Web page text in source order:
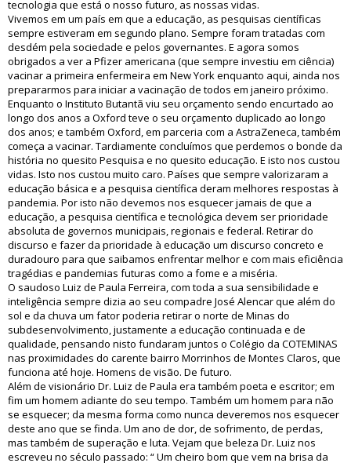
tecnologia que está o nosso futuro, as nossas vidas.
Vivemos em um país em que a educação, as pesquisas científicas
sempre estiveram em segundo plano. Sempre foram tratadas com
desdém pela sociedade e pelos governantes. E agora somos
obrigados a ver a Pfizer americana (que sempre investiu em ciência)
vacinar a primeira enfermeira em New York enquanto aqui, ainda nos
prepararmos para iniciar a vacinação de todos em janeiro próximo.
Enquanto o Instituto Butantã viu seu orçamento sendo encurtado ao
longo dos anos a Oxford teve o seu orçamento duplicado ao longo
dos anos; e também Oxford, em parceria com a AstraZeneca, também
começa a vacinar. Tardiamente concluímos que perdemos o bonde da
história no quesito Pesquisa e no quesito educação. E isto nos custou
vidas. Isto nos custou muito caro. Países que sempre valorizaram a
educação básica e a pesquisa científica deram melhores respostas à
pandemia. Por isto não devemos nos esquecer jamais de que a
educação, a pesquisa científica e tecnológica devem ser prioridade
absoluta de governos municipais, regionais e federal. Retirar do
discurso e fazer da prioridade à educação um discurso concreto e
duradouro para que saibamos enfrentar melhor e com mais eficiência
tragédias e pandemias futuras como a fome e a miséria.
O saudoso Luiz de Paula Ferreira, com toda a sua sensibilidade e
inteligência sempre dizia ao seu compadre José Alencar que além do
sol e da chuva um fator poderia retirar o norte de Minas do
subdesenvolvimento, justamente a educação continuada e de
qualidade, pensando nisto fundaram juntos o Colégio da COTEMINAS
nas proximidades do carente bairro Morrinhos de Montes Claros, que
funciona até hoje. Homens de visão. De futuro.
Além de visionário Dr. Luiz de Paula era também poeta e escritor; em
fim um homem adiante do seu tempo. Também um homem para não
se esquecer; da mesma forma como nunca deveremos nos esquecer
deste ano que se finda. Um ano de dor, de sofrimento, de perdas,
mas também de superação e luta. Vejam que beleza Dr. Luiz nos
escreveu no século passado: “ Um cheiro bom que vem na brisa da